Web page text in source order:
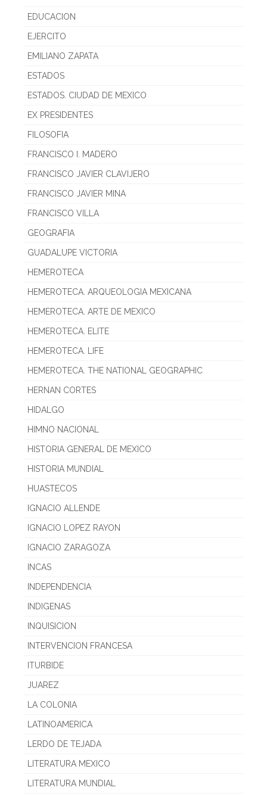
EDUCACION
EJERCITO
EMILIANO ZAPATA
ESTADOS
ESTADOS. CIUDAD DE MEXICO
EX PRESIDENTES
FILOSOFIA
FRANCISCO I. MADERO
FRANCISCO JAVIER CLAVIJERO
FRANCISCO JAVIER MINA
FRANCISCO VILLA
GEOGRAFIA
GUADALUPE VICTORIA
HEMEROTECA
HEMEROTECA. ARQUEOLOGIA MEXICANA
HEMEROTECA. ARTE DE MEXICO
HEMEROTECA. ELITE
HEMEROTECA. LIFE
HEMEROTECA. THE NATIONAL GEOGRAPHIC
HERNAN CORTES
HIDALGO
HIMNO NACIONAL
HISTORIA GENERAL DE MEXICO
HISTORIA MUNDIAL
HUASTECOS
IGNACIO ALLENDE
IGNACIO LOPEZ RAYON
IGNACIO ZARAGOZA
INCAS
INDEPENDENCIA
INDIGENAS
INQUISICION
INTERVENCION FRANCESA
ITURBIDE
JUAREZ
LA COLONIA
LATINOAMERICA
LERDO DE TEJADA
LITERATURA MEXICO
LITERATURA MUNDIAL